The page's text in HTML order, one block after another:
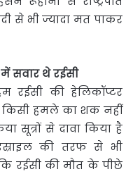
से भी ज्यादा मत पाकर
सवार थे रईसी
रईसी की हेलिकॉप्टर
किसी हमले का शक नहीं
सूत्रों से दावा किया है
की तरफ से भी
रईसी की मौत के पीछे